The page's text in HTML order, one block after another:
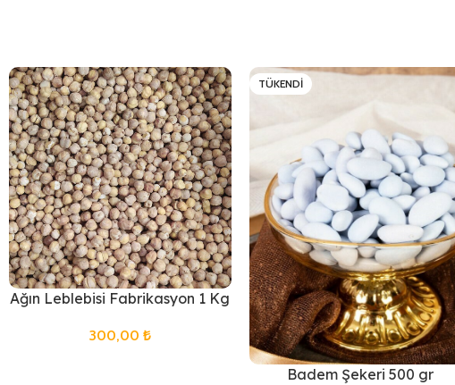
Ağın Leblebisi Fabrikasyon 1 Kg
300,00₺
TÜKENDI
Badem Şekeri 500 gr